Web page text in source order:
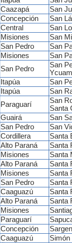
Caazapá
San
Concepción
San
Central
San
Misiones
San
San Pedro
San
Misiones
San
San Pedro
San
Itapúa
San
Itapúa
San
Paraguarí
San
Santa
Guairá
San
San Pedro
San
Cordillera
Santa
Alto Paraná
Santa
Misiones
Santa
Alto Paraná
Santa
Misiones
Santa
San Pedro
Santa
Caaguazú
Santa
Alto Paraná
Santa
Misiones
Paraguarí
Concepción
Caaguazú
Simón